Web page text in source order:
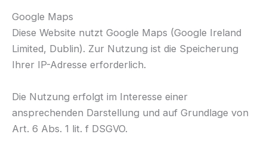
Google Maps
Diese Website nutzt Google Maps (Google Ireland
Limited, Dublin). Zur Nutzung ist die Speicherung
Ihrer IP-Adresse erforderlich.
Die Nutzung erfolgt im Interesse einer
ansprechenden Darstellung und auf Grundlage von
Art. 6 Abs. 1 lit. f DSGVO.